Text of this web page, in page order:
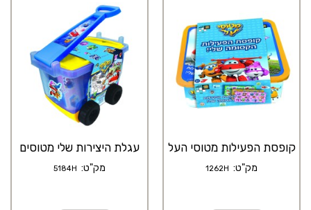
עגלת היצירות שלי מטוסים
מק"ט: 5184H
קופסת הפעילות מטוסי העל
מק"ט: 1262H